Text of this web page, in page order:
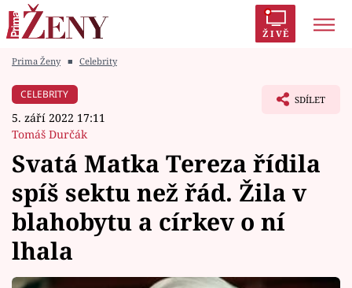
ŽIVĚ
Módní alarm
Témata
Celebrity
Vztahy
Prima Ženy ■ Celebrity
CELEBRITY
5. září 2022 17:11
Tomáš Durčák
SDÍLET
Svatá Matka Tereza řídila
spíš sektu než řád. Žila v
blahobytu a církev o ní
lhala